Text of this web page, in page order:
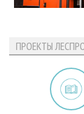
ПРОЕКТЫ